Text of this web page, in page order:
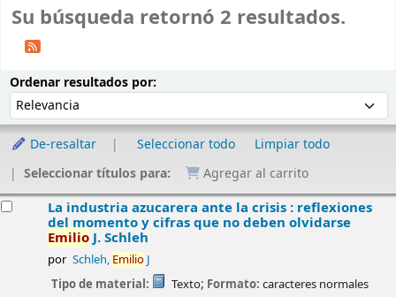
Su búsqueda retornó 2 resultados.
Ordenar resultados por:
De-resaltar Seleccionar todo
Limpiar todo
Seleccionar títulos para:
Agregar al carrito
La industria azucarera ante la crisis : reflexiones
del momento y cifras que no deben olvidarse
Emilio J. Schleh
por Schleh, EmilioJ
Tipo de material: Texto; Formato: caracteres normales